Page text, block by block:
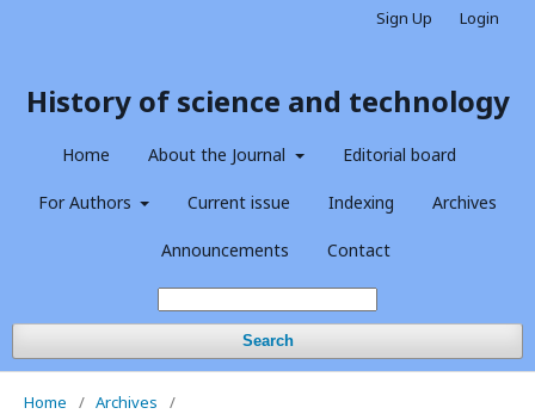
History of science and technology
Home About the Journal Editorial board
For Authors Current issue Indexing Archives
Announcements Contact
Search
Sign Up Login
Home / Archives
/